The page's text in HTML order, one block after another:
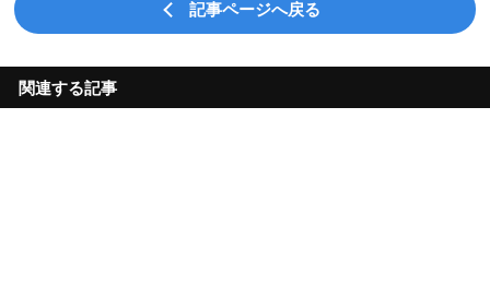
記事ページへ戻る
関連する記事